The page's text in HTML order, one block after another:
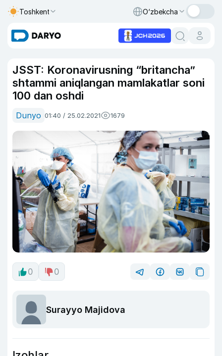
Toshkent O‘zbekcha
JSST: Koronavirusning “britancha”
shtammi aniqlangan mamlakatlar soni
100 dan oshdi
Dunyo 01:40 / 25.02.2021 1679
0 0
Surayyo Majidova